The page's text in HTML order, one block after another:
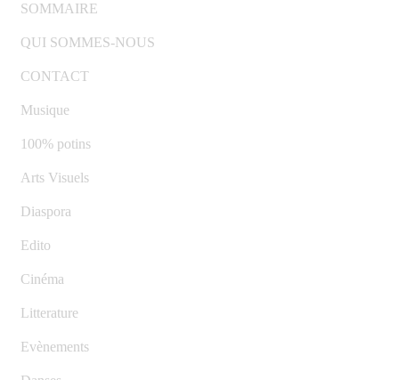
SOMMAIRE
QUI SOMMES-NOUS
CONTACT
Musique
100% potins
Arts Visuels
Diaspora
Edito
Cinéma
Litterature
Evènements